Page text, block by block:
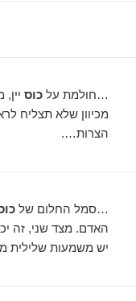
…חולמת עלכוס
מכיוון שלא תצליח
הצרות….
…סמל החלום של
האדם. מצד שני, זה
יש משמעות שלילית